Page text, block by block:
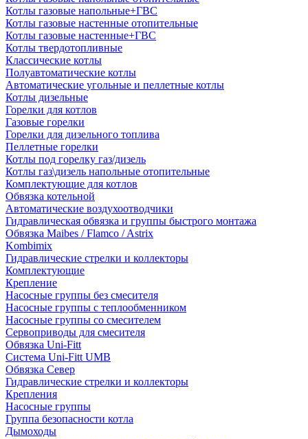
Котлы газовые напольные+ГВС
Котлы газовые настенные отопительные
Котлы газовые настенные+ГВС
Котлы твердотопливные
Классические котлы
Полуавтоматические котлы
Автоматические угольные и пеллетные котлы
Котлы дизельные
Горелки для котлов
Газовые горелки
Горелки для дизельного топлива
Пеллетные горелки
Котлы под горелку газ/дизель
Котлы газ\дизель напольные отопительные
Комплектующие для котлов
Обвязка котельной
Автоматические воздухоотводчики
Гидравлическая обвязка и группы быстрого монтажа
Обвязка Maibes / Flamco / Astrix
Kombimix
Гидравлические стрелки и коллекторы
Комплектующие
Крепление
Насосные группы без смесителя
Насосные группы с теплообменником
Насосные группы со смесителем
Сервоприводы для смесителя
Обвязка Uni-Fitt
Система Uni-Fitt UMB
Обвязка Север
Гидравлические стрелки и коллекторы
Крепления
Насосные группы
Группа безопасности котла
Дымоходы